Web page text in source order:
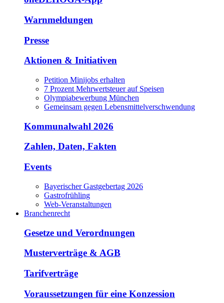
Warnmeldungen
Presse
Aktionen & Initiativen
Petition Minijobs erhalten
7 Prozent Mehrwertsteuer auf Speisen
Olympiabewerbung München
Gemeinsam gegen Lebensmittelverschwendung
Kommunalwahl 2026
Zahlen, Daten, Fakten
Events
Bayerischer Gastgebertag 2026
Gastrofrühling
Web-Veranstaltungen
Branchenrecht
Gesetze und Verordnungen
Musterverträge & AGB
Tarifverträge
Voraussetzungen für eine Konzession